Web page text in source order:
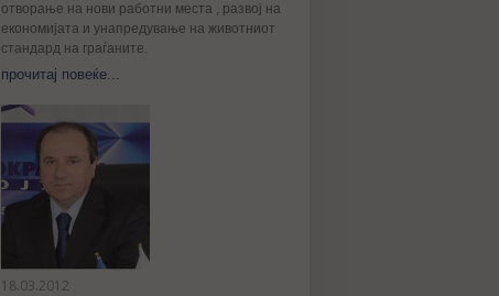
отворање на нови работни места , развој на
економијата и унапредување на животниот
стандард на граѓаните.
прочитај повеќе...
18.03.2012